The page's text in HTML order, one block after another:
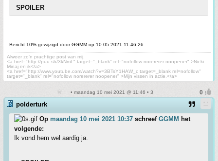
SPOILER
Bericht 10% gewijzigd door GGMM op 10-05-2021 11:46:26
Alweer zo'n prachtige post van mij.
<a href="http://puu.sh/3kNmL" target="_blank" rel="nofollow norererer noopener" >Nicki
Minaj en ik</a>
<a href="http://www.youtube.com/watch?v=3BTsY1HAW_c target=_blank rel=nofollow"
target="_blank" rel="nofollow norererer noopener" >Mijn vissen in actie.</a>
• maandag 10 mei 2021 @ 11:46 • 3
polderturk
Op maandag 10 mei 2021 10:37 schreef GGMM het
volgende:
Ik vond hem wel aardig ja.